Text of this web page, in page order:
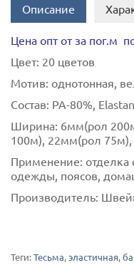
Описание
Цена опт от за пог.м
Цвет: 20 цветов
Мотив: однотонная,
Состав: РА-80%,
Ширина: 6мм(рол
100м), 22мм(рол
Применение:
одежды, поясов,
Производитель:
Теги:Тесьма,эластичная,